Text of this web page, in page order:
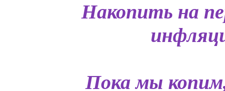
Накопить на
Пока мы